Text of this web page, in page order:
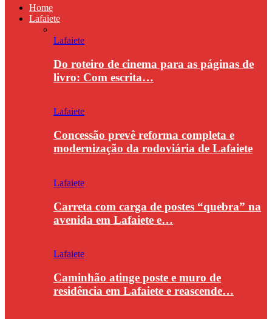
Home
Lafaiete
Lafaiete
Do roteiro de cinema para as páginas de
livro: Com escrita…
Lafaiete
Concessão prevê reforma completa e
modernização da rodoviária de Lafaiete
Lafaiete
Carreta com carga de postes “quebra” na
avenida em Lafaiete e…
Lafaiete
Caminhão atinge poste e muro de
residência em Lafaiete e reascende…